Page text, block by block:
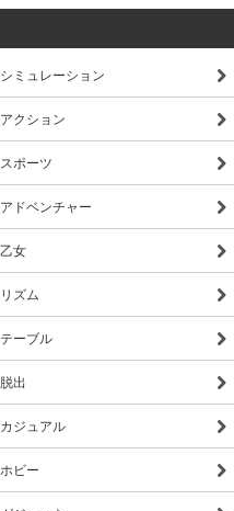
シミュレーション
アクション
スポーツ
アドベンチャー
乙女
リズム
テーブル
脱出
カジュアル
ホビー